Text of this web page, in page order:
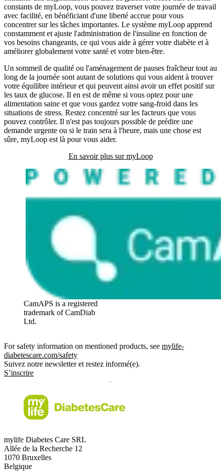
constants de myLoop, vous pouvez traverser votre journée de travail
avec facilité, en bénéficiant d'une liberté accrue pour vous
concentrer sur les tâches importantes. Le système myLoop apprend
constamment et ajuste l'administration de l'insuline en fonction de
vos besoins changeants, ce qui vous aide à gérer votre diabète et à
améliorer globalement votre santé et votre bien-être.
Un sommeil de qualité ou l'aménagement de pauses fraîcheur tout au
long de la journée sont autant de solutions qui vous aident à trouver
votre équilibre intérieur et qui peuvent ainsi avoir un effet positif sur
les taux de glucose. Il en est de même si vous optez pour une
alimentation saine et que vous gardez votre sang-froid dans les
situations de stress. Restez concentré sur les facteurs que vous
pouvez contrôler. Il n'est pas toujours possible de prédire une
demande urgente ou si le train sera à l'heure, mais une chose est
sûre, myLoop est là pour vous aider.
En savoir plus sur myLoop
CamAPS is a registered
trademark of CamDiab
Ltd.
For safety information on mentioned products, see mylife-
diabetescare.com/safety
Suivez notre newsletter et restez informé(e).
S’inscrire
mylife Diabetes Care SRL
Allée de la Recherche 12
1070 Bruxelles
Belgique